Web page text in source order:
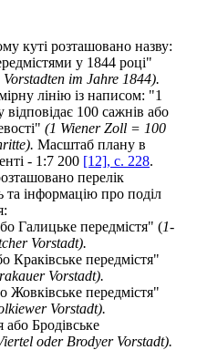
куті розташовано назву:
у 1844 році"
im Jahre 1844).
лінію із написом: "1
100 сажнів або
(1 Wiener Zoll = 100
Масштаб плану в
- 1:7 200 [12], c. 228.
перелік
та інформацію про поділ
Галицьке передмістя" (1-
Vorstadt).
Краківське передмістя"
Vorstadt).
Жовківське передмістя"
Vorstadt).
або Бродівське
oder Brodyer Vorstadt).